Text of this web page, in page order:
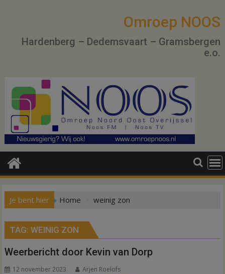
Omroep NOOS
Hardenberg – Dedemsvaart – Gramsbergen
e.o.
Je bent hier Home weinig zon
TAG:WEINIG ZON
Weerbericht door Kevin van Dorp
12 november 2023 Arjen Roelofs